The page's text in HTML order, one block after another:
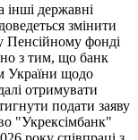
інші державні
змінити
Пенсійному фонді
з тим, що банк
України щодо
отримувати
подати заяву
"Укрексімбанк"